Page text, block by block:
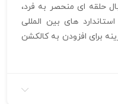
حلقه‌ ای منحصر به فرد،
های بین‌ المللی
کد 09 بهترین گزینه برای افزودن به کالکشن